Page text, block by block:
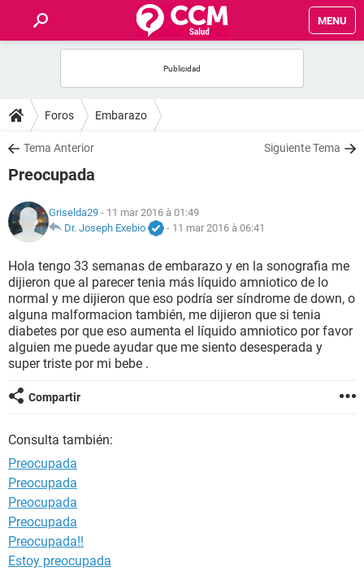
MENU
FORUMS
SALUD
NUTRICIÓN
BIENESTAR
SEXUALIDAD
GLOSARIO
Foros Embarazo
Tema Anterior Siguiente Tema
Preocupada
Griselda29 - 11 mar 2016 à 01:49
Dr. Joseph Exebio
- 11 mar 2016 à 06:41
Hola tengo 33 semanas de embarazo y en la sonografia me
dijieron que al parecer tenia más líquido amniotico de lo
normal y me dijieron que eso podría ser síndrome de down, o
alguna malformacion también, me dijieron que si tenia
diabetes por que eso aumenta el líquido amniotico por favor
alguien me puede ayudar que me siento desesperada y
super triste por mi bebe .
Compartir
Consulta también:
Preocupada
Preocupada
Preocupada
Preocupada
Preocupada!!
Estoy preocupada